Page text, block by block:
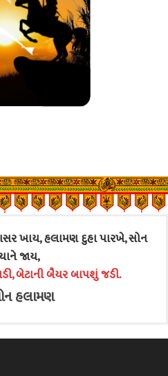
ખાય, હલામણ દુહા પારખે, સોન
જાય,
બેટાની બૈયર બાપશું જડી.
હલામણ